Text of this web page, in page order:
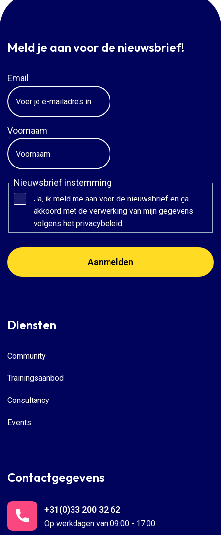
Meld je aan voor de nieuwsbrief!
Email
Voornaam
Nieuwsbrief instemming
Ja, ik meld me aan voor de nieuwsbrief en ga
akkoord met de verwerking van mijn gegevens
volgens het privacybeleid.
Diensten
Community
Trainingsaanbod
Consultancy
Events
Contactgegevens
Op werkdagen van 09:00 - 17:00
+31(0)33 200 32 62